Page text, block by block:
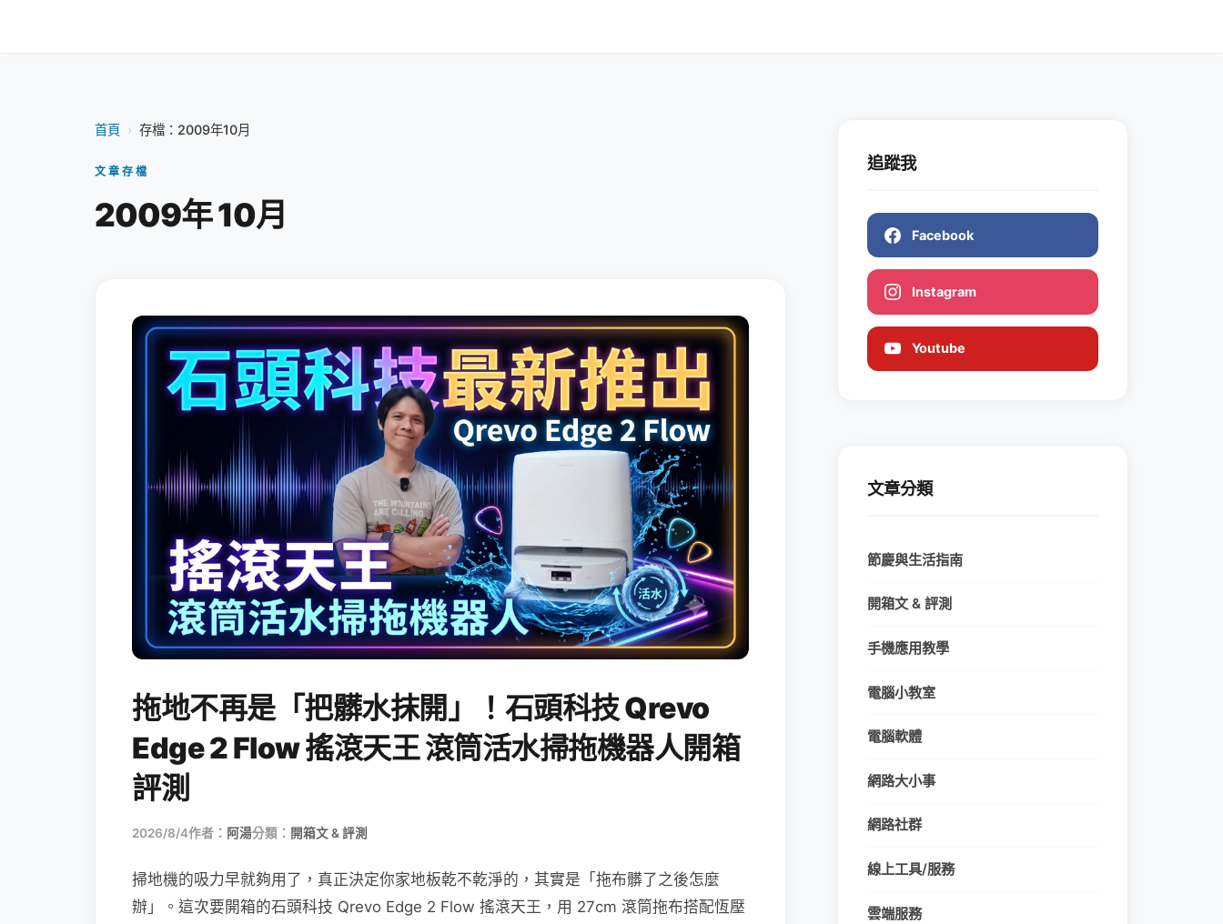
首頁 › 存檔：2009年10月
文章存檔
2009年 10月
拖地不再是「把髒水抹開」！石頭科技 Qrevo
Edge 2 Flow 搖滾天王 滾筒活水掃拖機器人開箱
評測
2026/8/4作者： 阿湯分類： 開箱文 & 評測
掃地機的吸力早就夠用了，真正決定你家地板乾不乾淨的，其實是「拖布髒了之後怎麼
辦」。這次要開箱的石頭科技 Qrevo Edge 2 Flow 搖滾天王，用 27cm 滾筒拖布搭配恆壓
追蹤我
Facebook
Instagram
Youtube
文章分類
節慶與生活指南
開箱文 & 評測
手機應用教學
電腦小教室
電腦軟體
網路大小事
網路社群
線上工具/服務
雲端服務